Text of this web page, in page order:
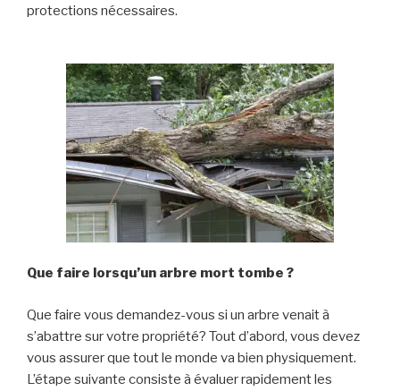
protections nécessaires.
Que faire lorsqu’un arbre mort tombe ?
Que faire vous demandez-vous si un arbre venait à
s’abattre sur votre propriété? Tout d’abord, vous devez
vous assurer que tout le monde va bien physiquement.
L’étape suivante consiste à évaluer rapidement les